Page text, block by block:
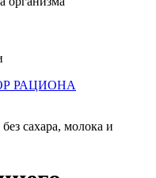
РАЦИОНА
сахара, молока и